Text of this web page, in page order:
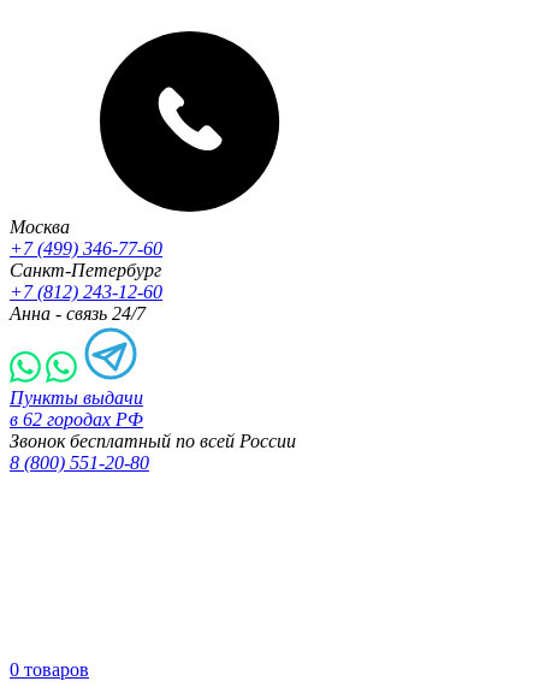
Москва
+7 (499) 346-77-60
Санкт-Петербург
+7 (812) 243-12-60
Анна - связь 24/7
Пункты выдачи
в 62 городах РФ
Звонок бесплатный по всей России
8 (800) 551-20-80
0 товаров